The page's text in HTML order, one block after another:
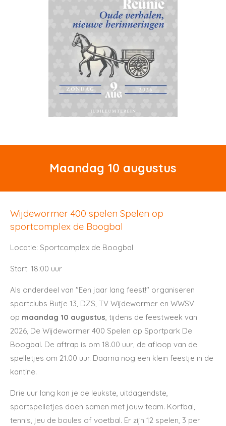
Maandag 10 augustus
Wijdewormer 400 spelen Spelen op
sportcomplex de Boogbal
Locatie: Sportcomplex de Boogbal
Start: 18:00 uur
Als onderdeel van "Een jaar lang feest!" organiseren
sportclubs Butje 13, DZS, TV Wijdewormer en WWSV
op maandag 10 augustus, tijdens de feestweek van
2026, De Wijdewormer 400 Spelen op Sportpark De
Boogbal. De aftrap is om 18.00 uur, de afloop van de
spelletjes om 21.00 uur. Daarna nog een klein feestje in de
kantine.
Drie uur lang kan je de leukste, uitdagendste,
sportspelletjes doen samen met jouw team. Korfbal,
tennis, jeu de boules of voetbal. Er zijn 12 spelen, 3 per